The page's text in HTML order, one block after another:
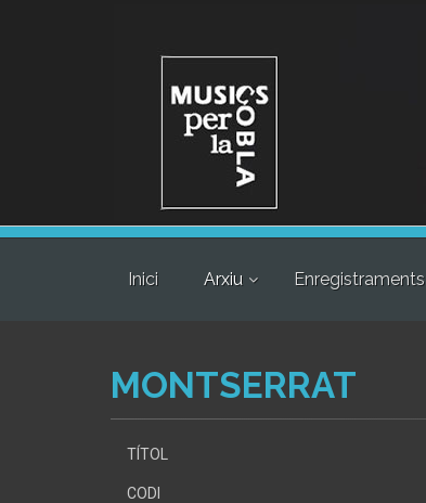
Inici Arxiu Enregistraments
MONTSERRAT
TÍTOL
CODI